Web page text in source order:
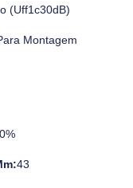
(uff1c30dB)
Montagem
43